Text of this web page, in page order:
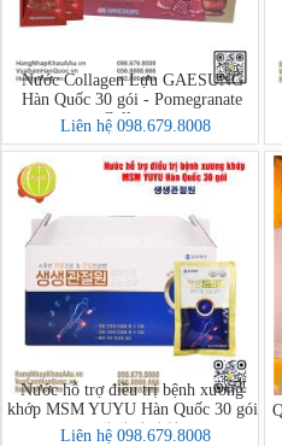
Nước Collagen Lựu GAESUNG
Hàn Quốc 30 gói - Pomegranate
Collagen
Liên hệ 098.679.8008
Nước hỗ trợ điều trị bệnh xương
khớp MSM YUYU Hàn Quốc 30 gói
- 생생관절원
Liên hệ 098.679.8008